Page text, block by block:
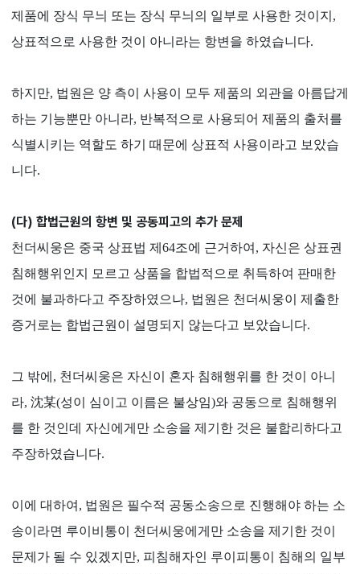
제품에 장식 무늬 또는 장식 무늬의 일부로 사용한 것이지,
상표적으로 사용한 것이 아니라는 항변을 하였습니다.
하지만, 법원은 양 측이 사용이 모두 제품의 외관을 아름답게
하는 기능뿐만 아니라, 반복적으로 사용되어 제품의 출처를
식별시키는 역할도 하기 때문에 상표적 사용이라고 보았습
니다.
(다) 합법근원의 항변 및 공동피고의 추가 문제
천더씨웅은 중국 상표법 제64조에 근거하여, 자신은 상표권
침해행위인지 모르고 상품을 합법적으로 취득하여 판매한
것에 불과하다고 주장하였으나, 법원은 천더씨웅이 제출한
증거로는 합법근원이 설명되지 않는다고 보았습니다.
그 밖에, 천더씨웅은 자신이 혼자 침해행위를 한 것이 아니
라, 沈某(성이 심이고 이름은 불상임)와 공동으로 침해행위
를 한 것인데 자신에게만 소송을 제기한 것은 불합리하다고
주장하였습니다.
이에 대하여, 법원은 필수적 공동소송으로 진행해야 하는 소
송이라면 루이비통이 천더씨웅에게만 소송을 제기한 것이
문제가 될 수 있겠지만, 피침해자인 루이피통이 침해의 일부